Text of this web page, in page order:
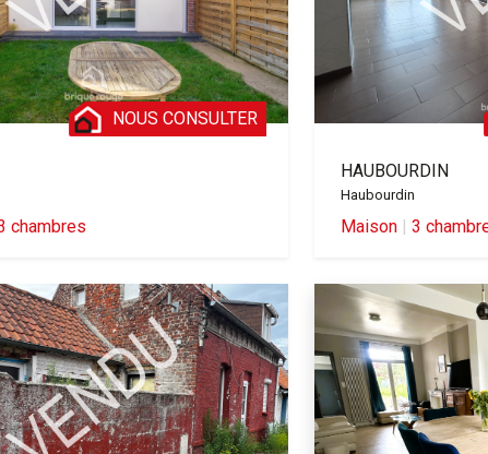
NOUS CONSULTER
chambres
HAUBOURDIN
Haubourdin
Maison | 3